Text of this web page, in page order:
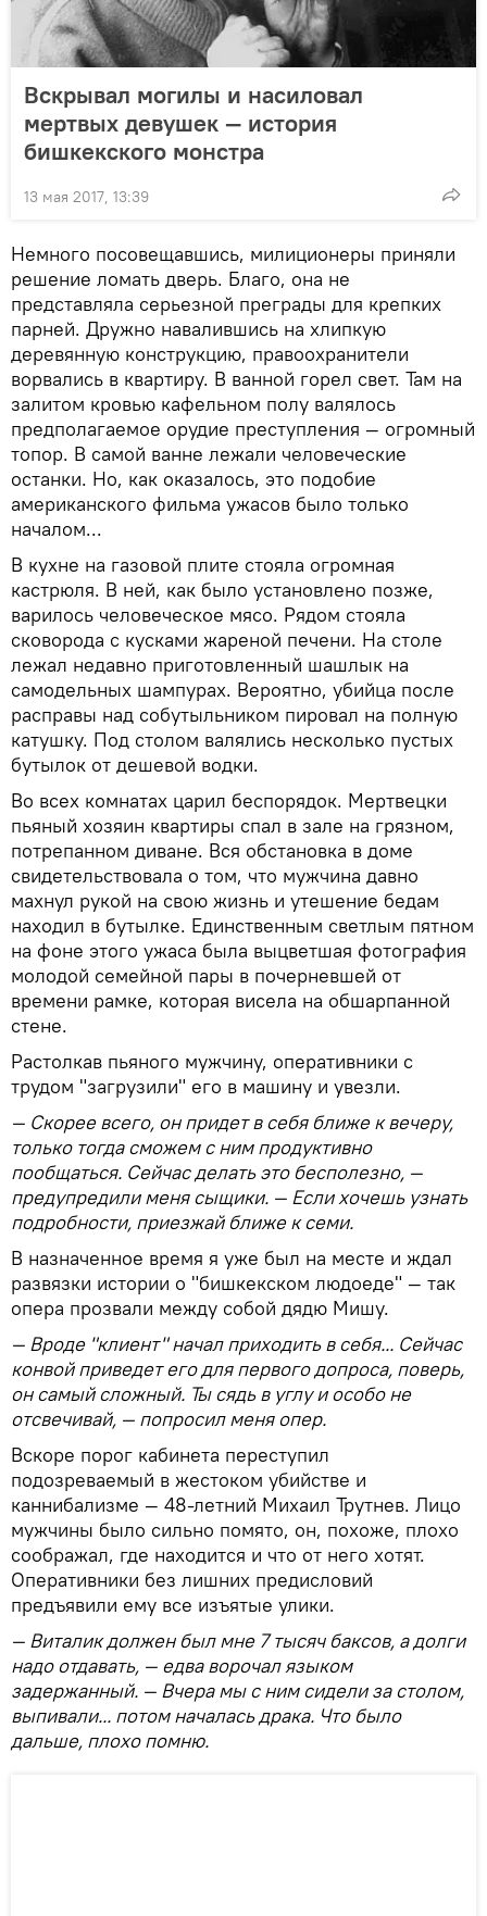
Вскрывал могилы и насиловал
мертвых девушек — история
бишкекского монстра
13 мая 2017, 13:39
Немного посовещавшись, милиционеры приняли
решение ломать дверь. Благо, она не
представляла серьезной преграды для крепких
парней. Дружно навалившись на хлипкую
деревянную конструкцию, правоохранители
ворвались в квартиру. В ванной горел свет. Там на
залитом кровью кафельном полу валялось
предполагаемое орудие преступления — огромный
топор. В самой ванне лежали человеческие
останки. Но, как оказалось, это подобие
американского фильма ужасов было только
началом...
В кухне на газовой плите стояла огромная
кастрюля. В ней, как было установлено позже,
варилось человеческое мясо. Рядом стояла
сковорода с кусками жареной печени. На столе
лежал недавно приготовленный шашлык на
самодельных шампурах. Вероятно, убийца после
расправы над собутыльником пировал на полную
катушку. Под столом валялись несколько пустых
бутылок от дешевой водки.
Во всех комнатах царил беспорядок. Мертвецки
пьяный хозяин квартиры спал в зале на грязном,
потрепанном диване. Вся обстановка в доме
свидетельствовала о том, что мужчина давно
махнул рукой на свою жизнь и утешение бедам
находил в бутылке. Единственным светлым пятном
на фоне этого ужаса была выцветшая фотография
молодой семейной пары в почерневшей от
времени рамке, которая висела на обшарпанной
стене.
Растолкав пьяного мужчину, оперативники с
трудом "загрузили" его в машину и увезли.
— Скорее всего, он придет в себя ближе к вечеру,
только тогда сможем с ним продуктивно
пообщаться. Сейчас делать это бесполезно, —
предупредили меня сыщики. — Если хочешь узнать
подробности, приезжай ближе к семи.
В назначенное время я уже был на месте и ждал
развязки истории о "бишкекском людоеде" — так
опера прозвали между собой дядю Мишу.
— Вроде "клиент" начал приходить в себя... Сейчас
конвой приведет его для первого допроса, поверь,
он самый сложный. Ты сядь в углу и особо не
отсвечивай, — попросил меня опер.
Вскоре порог кабинета переступил
подозреваемый в жестоком убийстве и
каннибализме — 48-летний Михаил Трутнев. Лицо
мужчины было сильно помято, он, похоже, плохо
соображал, где находится и что от него хотят.
Оперативники без лишних предисловий
предъявили ему все изъятые улики.
— Виталик должен был мне 7 тысяч баксов, а долги
надо отдавать, — едва ворочал языком
задержанный. — Вчера мы с ним сидели за столом,
выпивали... потом началась драка. Что было
дальше, плохо помню.